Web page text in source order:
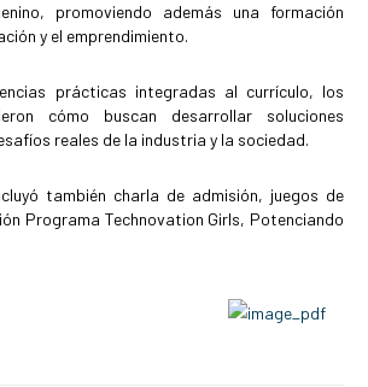
promoviendo además una formación
y el emprendimiento.
prácticas integradas al currículo, los
cómo buscan desarrollar soluciones
reales de la industria y la sociedad.
también charla de admisión, juegos de
Programa Technovation Girls, Potenciando